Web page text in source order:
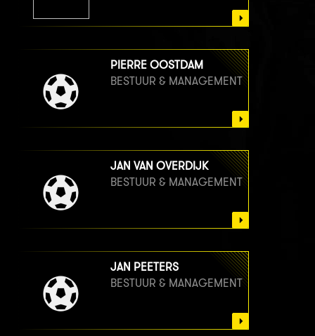
PIERRE OOSTDAM
BESTUUR & MANAGEMENT
JAN VAN OVERDIJK
BESTUUR & MANAGEMENT
JAN PEETERS
BESTUUR & MANAGEMENT